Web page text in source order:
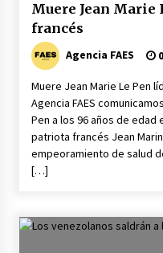
Muere Jean
francés
Agencia FAES
Muere Jean Marie Le Pen
Agencia FAES
Pen a los 96 años de edad
patriota francés Jean
empeoramiento de salud
[…]